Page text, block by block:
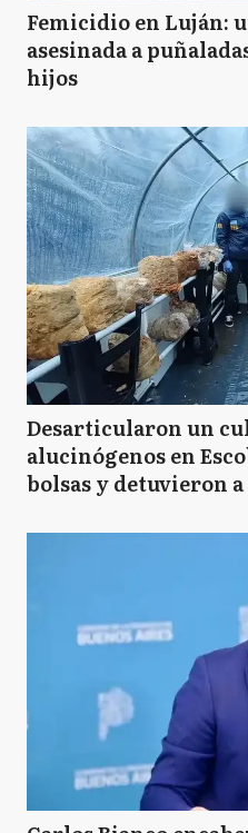
Femicidio en Luján:
asesinada a
hijos
Desarticularon un
alucinógenos en
bolsas y detuvieron